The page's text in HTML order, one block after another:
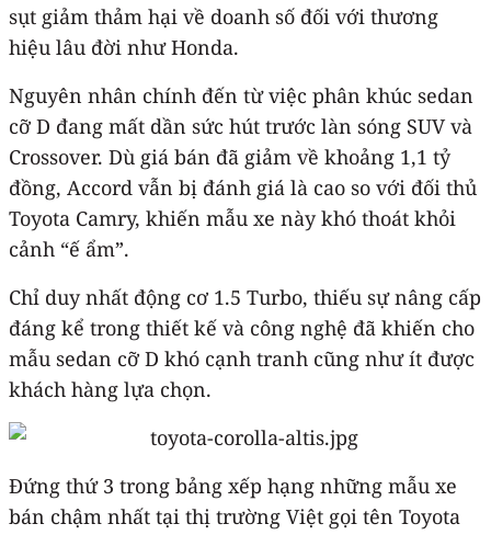
sụt giảm thảm hại về doanh số đối với thương
hiệu lâu đời như Honda.
Nguyên nhân chính đến từ việc phân khúc sedan
cỡ D đang mất dần sức hút trước làn sóng SUV và
Crossover. Dù giá bán đã giảm về khoảng 1,1 tỷ
đồng, Accord vẫn bị đánh giá là cao so với đối thủ
Toyota Camry, khiến mẫu xe này khó thoát khỏi
cảnh “ế ẩm”.
Chỉ duy nhất động cơ 1.5 Turbo, thiếu sự nâng cấp
đáng kể trong thiết kế và công nghệ đã khiến cho
mẫu sedan cỡ D khó cạnh tranh cũng như ít được
khách hàng lựa chọn.
Đứng thứ 3 trong bảng xếp hạng những mẫu xe
bán chậm nhất tại thị trường Việt gọi tên Toyota